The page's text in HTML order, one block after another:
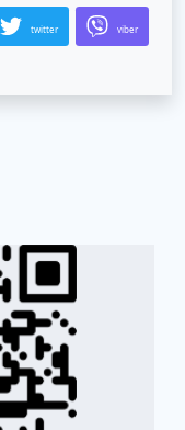
twitter viber